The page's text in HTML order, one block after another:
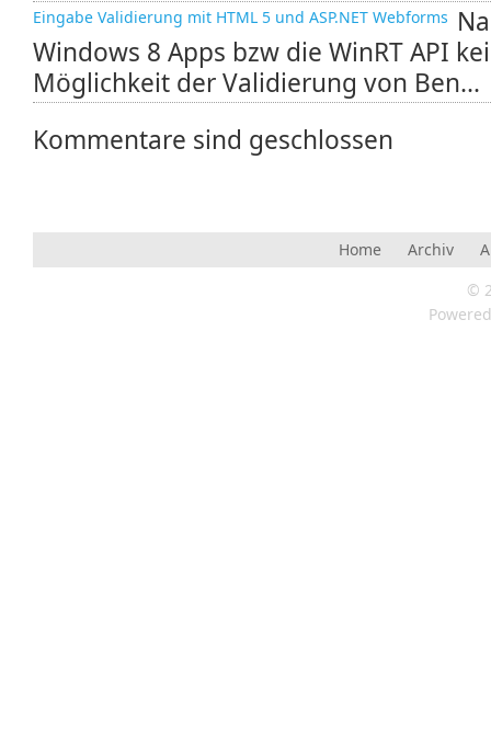
Eingabe Validierung mit HTML 5 und ASP.NET Webforms
Windows 8 Apps bzw die WinRT API
Möglichkeit der Validierung von Ben...
Kommentare sind geschlossen
Home Archiv
©